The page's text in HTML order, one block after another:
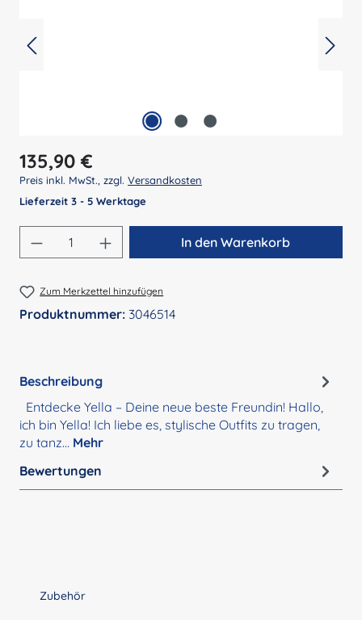
Regulärer Preis:
135,90 €
Preis inkl. MwSt., zzgl. Versandkosten
Lieferzeit 3 - 5 Werktage
Produkt Anzahl: Gib den gewünschten
In den Warenkorb
Zum Merkzettel hinzufügen
Produktnummer: 3046514
Beschreibung
Entdecke Yella – Deine neue beste Freundin! Hallo,
ich bin Yella! Ich liebe es, stylische Outfits zu tragen,
zu tanz… Mehr
Bewertungen
Produktgalerie überspringen
Zubehör